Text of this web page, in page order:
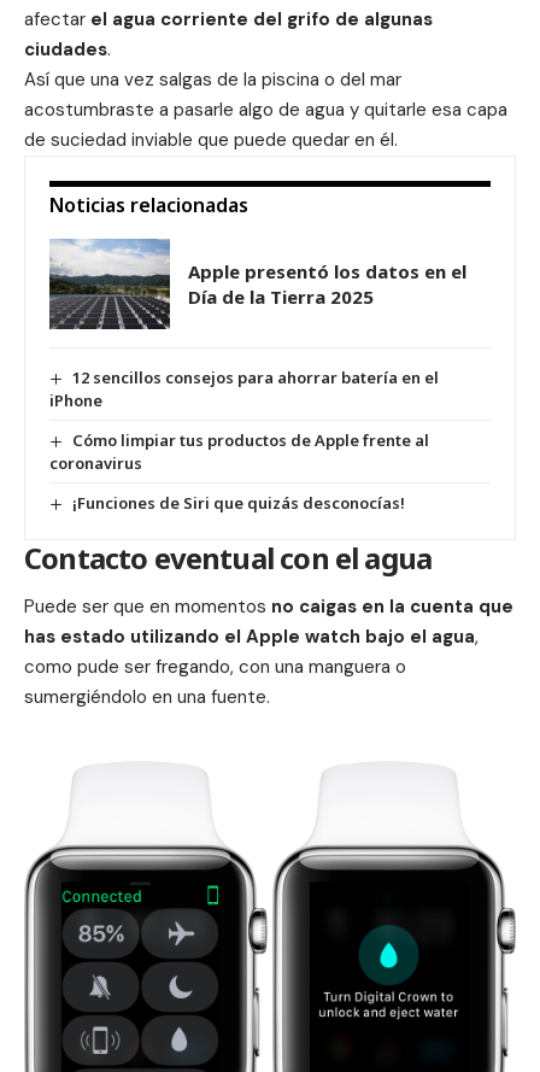
afectar el agua corriente del grifo de algunas
ciudades.
Así que una vez salgas de la piscina o del mar
acostumbraste a pasarle algo de agua y quitarle esa capa
de suciedad inviable que puede quedar en él.
Noticias relacionadas
Apple presentó los datos en el
Día de la Tierra 2025
12 sencillos consejos para ahorrar batería en el
iPhone
Cómo limpiar tus productos de Apple frente al
coronavirus
¡Funciones de Siri que quizás desconocías!
Contacto eventual con el agua
Puede ser que en momentos no caigas en la cuenta que
has estado utilizando el Apple watch bajo el agua,
como pude ser fregando, con una manguera o
sumergiéndolo en una fuente.